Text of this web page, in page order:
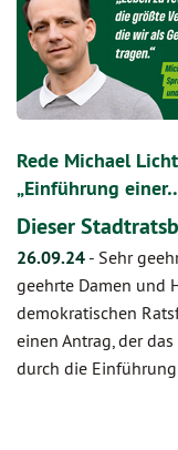
Rede Michael
„Einführung
Dieser
26.09.24 - Sehr
geehrte Damen und
demokratischen
einen Antrag, der
durch die